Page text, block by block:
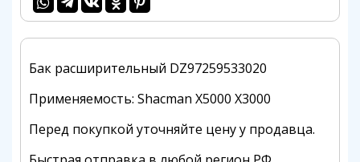
Бак расширительный DZ97259533020
Применяемость: Shacman X5000 X3000
Перед покупкой уточняйте цену у продавца.